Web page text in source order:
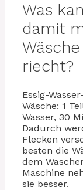
Was
damit
riecht?
Essig-
Wäsche: 1
Wasser, 30
Dadurch
Flecken
besten die
dem
Maschine
sie besser.